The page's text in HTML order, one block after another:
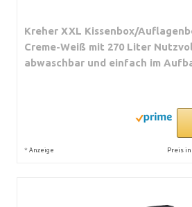
Kreher XXL Kissenbox/
Creme-Weiß mit 270 Liter
abwaschbar und einfach im
* Anzeige Preis